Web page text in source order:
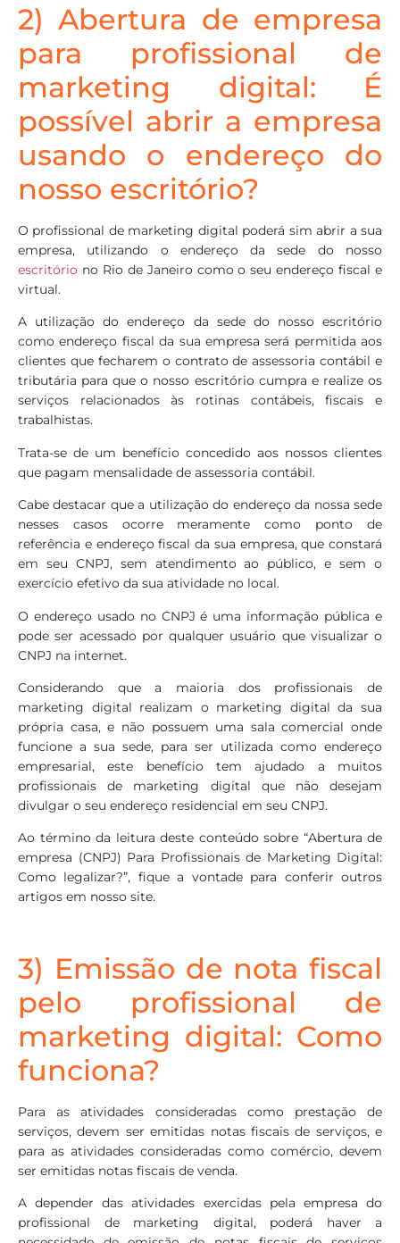
2) Abertura de empresa
para profissional de
marketing digital: É
possível abrir a empresa
usando o endereço do
nosso escritório?
O profissional de marketing digital poderá sim abrir a sua
empresa, utilizando o endereço da sede do nosso
escritório no Rio de Janeiro como o seu endereço fiscal e
virtual.
A utilização do endereço da sede do nosso escritório
como endereço fiscal da sua empresa será permitida aos
clientes que fecharem o contrato de assessoria contábil e
tributária para que o nosso escritório cumpra e realize os
serviços relacionados às rotinas contábeis, fiscais e
trabalhistas.
Trata-se de um benefício concedido aos nossos clientes
que pagam mensalidade de assessoria contábil.
Cabe destacar que a utilização do endereço da nossa sede
nesses casos ocorre meramente como ponto de
referência e endereço fiscal da sua empresa, que constará
em seu CNPJ, sem atendimento ao público, e sem o
exercício efetivo da sua atividade no local.
O endereço usado no CNPJ é uma informação pública e
pode ser acessado por qualquer usuário que visualizar o
CNPJ na internet.
Considerando que a maioria dos profissionais de
marketing digital realizam o marketing digital da sua
própria casa, e não possuem uma sala comercial onde
funcione a sua sede, para ser utilizada como endereço
empresarial, este benefício tem ajudado a muitos
profissionais de marketing digital que não desejam
divulgar o seu endereço residencial em seu CNPJ.
Ao término da leitura deste conteúdo sobre “Abertura de
empresa (CNPJ) Para Profissionais de Marketing Digital:
Como legalizar?”, fique a vontade para conferir outros
artigos em nosso site.
3) Emissão de nota fiscal
pelo profissional de
marketing digital: Como
funciona?
Para as atividades consideradas como prestação de
serviços, devem ser emitidas notas fiscais de serviços, e
para as atividades consideradas como comércio, devem
ser emitidas notas fiscais de venda.
A depender das atividades exercidas pela empresa do
profissional de marketing digital, poderá haver a